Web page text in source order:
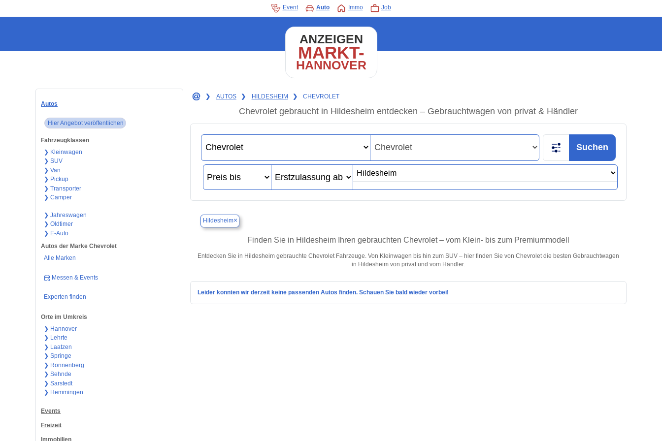
Event Auto Immo Job
ANZEIGEN
MARKT-
HANNOVER
Autos
Hier Angebot veröffentlichen
Fahrzeugklassen
❯ Kleinwagen
❯ SUV
❯ Van
❯ Pickup
❯ Transporter
❯ Camper
❯ Jahreswagen
❯ Oldtimer
❯ E-Auto
Autos der Marke Chevrolet
Alle Marken
Messen & Events
Experten finden
Orte im Umkreis
❯ Hannover
❯ Lehrte
❯ Laatzen
❯ Springe
❯ Ronnenberg
❯ Sehnde
❯ Sarstedt
❯ Hemmingen
Events
Freizeit
Immobilien
❯ AUTOS ❯ HILDESHEIM ❯ CHEVROLET
Chevrolet gebraucht in Hildesheim entdecken – Gebrauchtwagen von privat & Händler
Suchen
Hildesheim×
Finden Sie in Hildesheim Ihren gebrauchten Chevrolet – vom Klein- bis zum Premiummodell
Entdecken Sie in Hildesheim gebrauchte Chevrolet Fahrzeuge. Von Kleinwagen bis hin zum SUV – hier finden Sie von Chevrolet die besten Gebrauchtwagen
in Hildesheim von privat und vom Händler.
Leider konnten wir derzeit keine passenden Autos finden. Schauen Sie bald wieder vorbei!